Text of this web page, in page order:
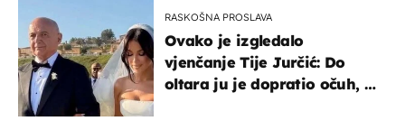
RASKOŠNA PROSLAVA
Ovako je izgledalo
vjenčanje Tije Jurčić: Do
oltara ju je dopratio očuh, a